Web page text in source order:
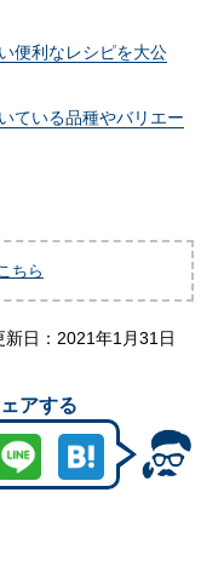
便利なレシピを大公
ている品種やバリエー
こちら
新日： 2021年1月31日
シェアする